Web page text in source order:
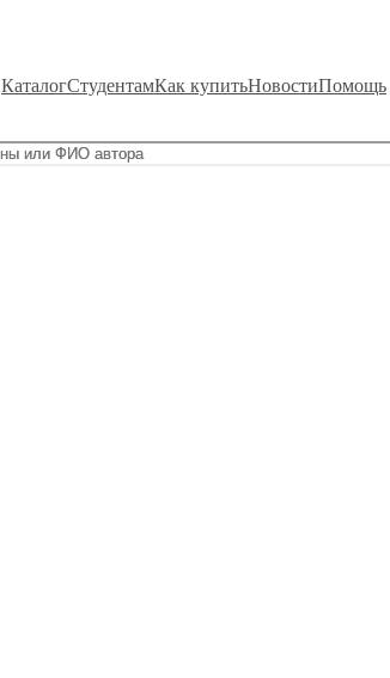
КаталогСтудентамКак купитьНовостиПомощь